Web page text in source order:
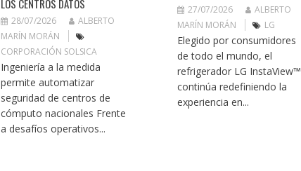
LOS CENTROS DATOS
28/07/2026
ALBERTO
MARÍN MORÁN
CORPORACIÓN SOLSICA
Ingeniería a la medida
permite automatizar
seguridad de centros de
cómputo nacionales Frente
a desafíos operativos...
27/07/2026
ALBERTO
MARÍN MORÁN
LG
Elegido por consumidores
de todo el mundo, el
refrigerador LG InstaView™
continúa redefiniendo la
experiencia en...